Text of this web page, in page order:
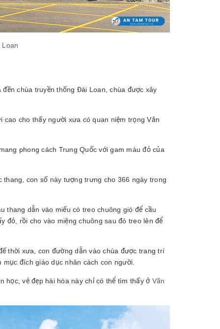
Loan
chùa truyền thống Đài Loan, chùa được xây
cho thấy người xưa có quan niệm trọng Văn
phong cách Trung Quốc với gam màu đỏ của
thang, con số này tượng trưng cho 366 ngày trong
thang dẫn vào miếu có treo chuông gió để cầu
đỏ, rồi cho vào miệng chuông sau đó treo lên để
thời xưa, con đường dẫn vào chùa được trang trí
đích giáo dục nhân cách con người.
học, vẻ đẹp hài hòa này chỉ có thể tìm thấy ở Văn